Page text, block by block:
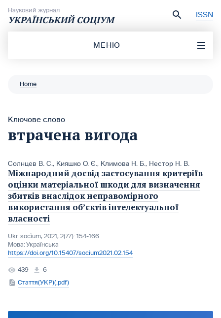
Науковий журнал
УКРАЇНСЬКИЙ СОЦІУМ ISSN
МЕНЮ
Home
Ключове слово
втрачена вигода
Солнцев В. С., Кияшко О. Є., Климова Н. Б., Нестор Н. В.
Міжнародний досвід застосування критеріїв
оцінки матеріальної шкоди для визначення
збитків внаслідок неправомірного
використання об’єктів інтелектуальної
власності
Ukr. socìum, 2021, 2(77): 154-166
Мова:Українська
https://doi.org/10.15407/socium2021.02.154
439
6
Стаття(УКР)(.pdf)